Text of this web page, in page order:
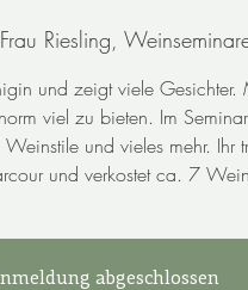
Frau Riesling,
und zeigt viele
viel zu bieten. Im
und vieles mehr. Ihr
und verkostet ca. 7
abgeschlossen